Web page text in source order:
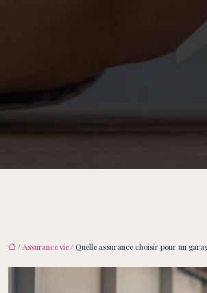
/ Assurance vie / Quelle assurance choisir pour un